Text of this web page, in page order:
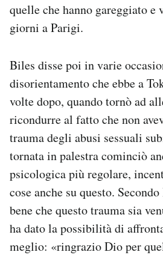
quelle che hanno gareggiato e
giorni a Parigi.
Biles disse poi in varie
disorientamento che ebbe a
volte dopo, quando tornò ad
ricondurre al fatto che non
trauma degli abusi sessuali
tornata in palestra cominciò
psicologica più regolare,
cose anche su questo.
bene che questo trauma sia
ha dato la possibilità di
meglio: «ringrazio Dio per